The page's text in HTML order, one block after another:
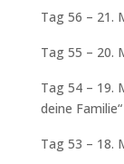
Tag 56 – 21.
Tag 55 – 20.
Tag 54 – 19.
deine Familie“
Tag 53 – 18.